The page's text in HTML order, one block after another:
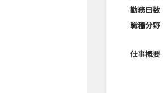
勤務日数
職種分野
仕事概要